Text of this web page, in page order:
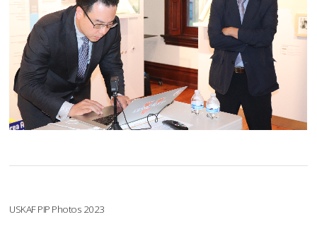
USKAF PIP Photos 2023